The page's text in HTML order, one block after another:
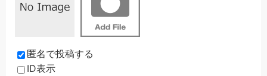
匿名で投稿する
ID表示